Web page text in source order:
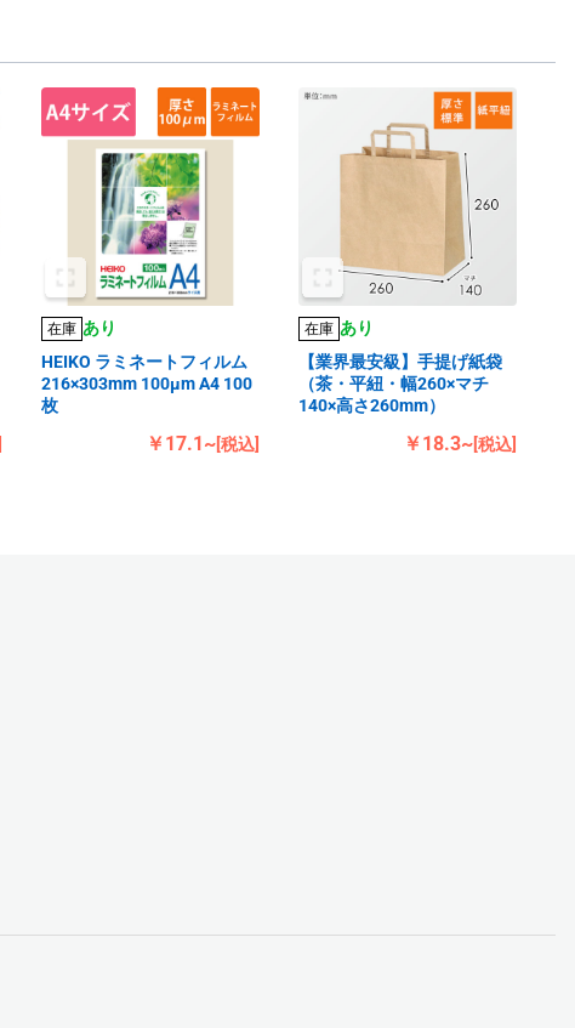
在庫 あり
HEIKO ラミネートフィルム
216×303mm 100μm A4 100
枚
￥17.1~[税込]
在庫 あり
【業界最安級】手提げ紙袋
（茶・平紐・幅260×マチ
140×高さ260mm）
￥18.3~[税込]